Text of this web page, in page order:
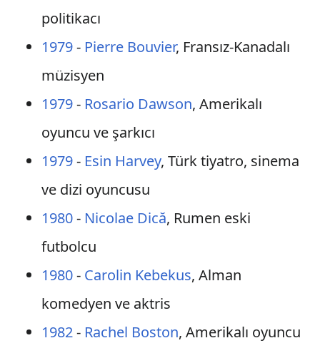
politikacı
1979- Pierre Bouvier, Fransız-Kanadalı
müzisyen
1979- Rosario Dawson, Amerikalı
oyuncu ve şarkıcı
1979- Esin Harvey, Türk tiyatro, sinema
ve dizi oyuncusu
1980- Nicolae Dică, Rumen eski
futbolcu
1980- Carolin Kebekus, Alman
komedyen ve aktris
1982- Rachel Boston, Amerikalı oyuncu